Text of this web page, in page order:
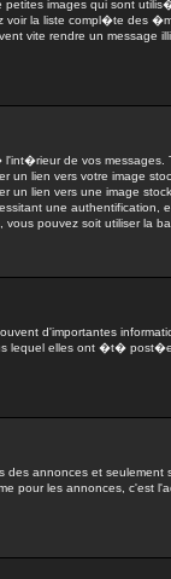
images qui sont
voir la liste compl�te des
vite rendre un
de vos messages.
un lien vers votre image
un lien vers une image
une authentification,
vous pouvez soit utiliser la
d'importantes
lequel elles ont �t�
des annonces et
pour les annonces, c'est